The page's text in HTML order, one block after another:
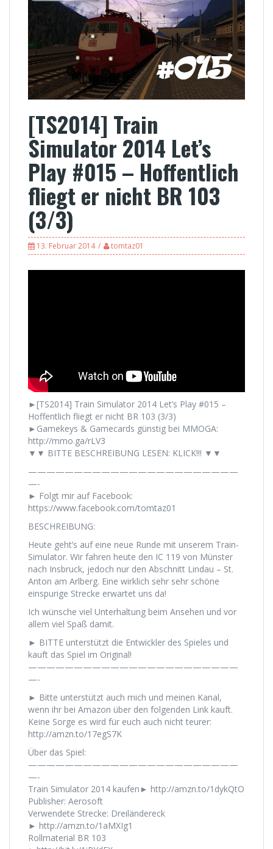
[TS2014] Train
Simulator 2014 Let’s
Play #015 – Hoffentlich
fliegt er nicht BR 103
(3/3)
13. Februar 2014 tomtaz01
►[TS2014] Train Simulator 2014 Let’s Play #015 –
Hoffentlich fliegt er nicht BR 103 (3/3)
►Gamekeys & Gamecards günstig bei MMOGA:
http://mmo.ga/rLV3
▼▼ BITTE BESCHREIBUNG LESEN: KLICK!!! ▼▼
———————————————————————
—-
► Folgt mir auf Facebook:
https://www.facebook.com/tomtaz01
BESCHREIBUNG:
Heute geht’s auf eine neue Runde mit unserem Train-
Simulator. Wir fahren heute den IC 119 von Münster
nach Insbruck, jedoch nur den Abschnitt Lindau – St.
Anton am Arlberg. Eine wirklich sehr sehr schöne
einspurige Strecke erwartet uns da!
Ich wünsche viel Unterhaltung beim Ansehen und vor
allem viel Spaß damit.
► BITTE unterstützt die Entwickler des Spieles und
kauft das Spiel im Original!
———————————————————————
—-
► Bitte unterstützt auch mich und meinen Kanal,
wenn ihr bei Amazon über den folgenden Link kauft.
Keine Sorge es wird für euch auch nicht teurer:
http://amzn.to/17egS7K
Über das Spiel:
———————————————————————
—-
Train Simulator 2014 kaufen► http://amzn.to/1dykQtO
Publisher: Aerosoft
Verwendete Strecke: Dreiländereck
► http://amzn.to/1aMXIg1
Rollmaterial BR 103